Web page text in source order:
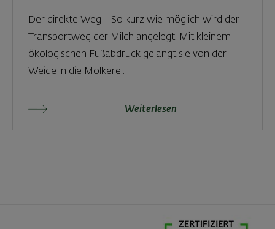
Der direkte Weg - So kurz wie möglich wird der
Transportweg der Milch angelegt. Mit kleinem
ökologischen Fußabdruck gelangt sie von der
Weide in die Molkerei.
Weiterlesen